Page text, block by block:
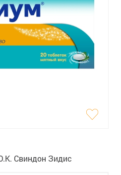
Свиндон Зидис